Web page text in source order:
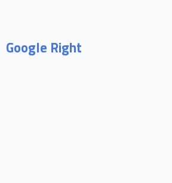
Google Right